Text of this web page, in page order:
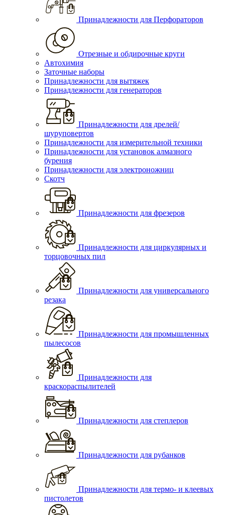
Принадлежности для Перфораторов
Отрезные и обдирочные круги
Автохимия
Заточные наборы
Принадлежности для вытяжек
Принадлежности для генераторов
Принадлежности для дрелей/
шуруповертов
Принадлежности для измерительной техники
Принадлежности для установок алмазного
бурения
Принадлежности для электроножниц
Скотч
Принадлежности для фрезеров
Принадлежности для циркулярных и
торцовочных пил
Принадлежности для универсального
резака
Принадлежности для промышленных
пылесосов
Принадлежности для
краскораспылителей
Принадлежности для степлеров
Принадлежности для рубанков
Принадлежности для термо- и клеевых
пистолетов